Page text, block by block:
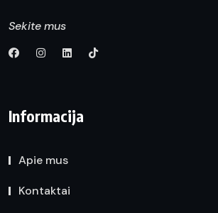
Sekite mus
Informacija
Apie mus
Kontaktai